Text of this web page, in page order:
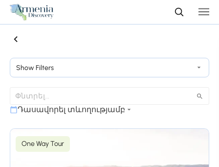
Show Filters
Դասավորել տևողությամբ
One Way Tour